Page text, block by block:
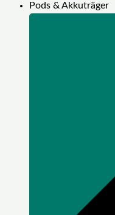
Pods & Akkuträger